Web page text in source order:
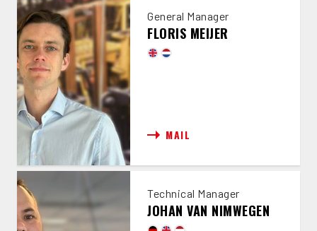
General Manager
FLORIS MEIJER
MAIL
Technical Manager
JOHAN VAN NIMWEGEN